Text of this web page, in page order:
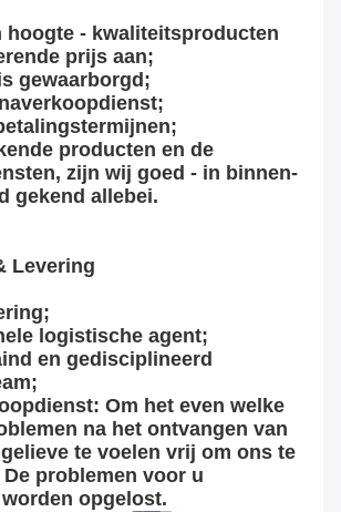
hoogte - kwaliteitsproducten
prijs aan;
gewaarborgd;
producten en de
zijn wij goed - in binnen-
gekend allebei.
Levering
logistische agent;
en gedisciplineerd
Om het even welke
na het ontvangen van
te voelen vrij om ons te
problemen voor u
opgelost.